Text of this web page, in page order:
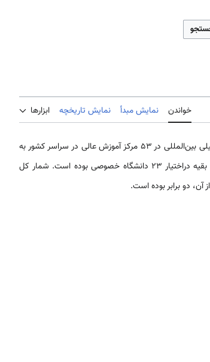
خواندن نمایش مبدأ نمایش تاریخچه ابزارها
، در سال ۲۰۰۷م، حدود ۸۴۴ رشتهٔ تحصیلی بین‌المللی در ۵۳ مرکز آموزش عالی در سراسر کشور به